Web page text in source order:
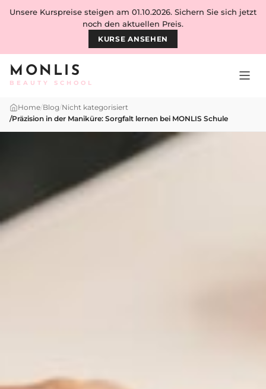
Skip to content
MONLIS
BEAUTY SCHOOL
Unsere Kurspreise steigen am 01.10.2026. Sichern Sie sich jetzt
noch den aktuellen Preis.
KURSE ANSEHEN
Home/Blog/Nicht kategorisiert
/Präzision in der Maniküre: Sorgfalt lernen bei MONLIS Schule